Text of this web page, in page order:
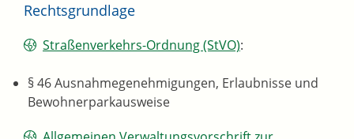
Rechtsgrundlage
Straßenverkehrs-Ordnung (StVO):
§ 46 Ausnahmegenehmigungen, Erlaubnisse und
Bewohnerparkausweise